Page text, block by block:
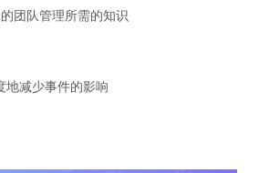
队管理所需的知识
减少事件的影响